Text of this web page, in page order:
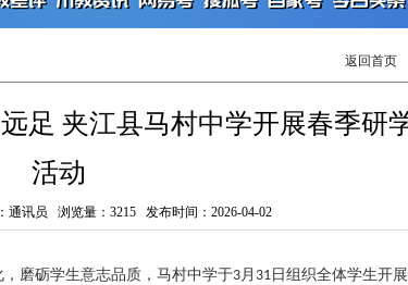
返回首页
足 夹江县马村中学开展春季研
活动
通讯员 浏览量： 3215 发布时间：2026-04-02
磨砺学生意志品质，马村中学于3月 31 日 组织全体学生开展